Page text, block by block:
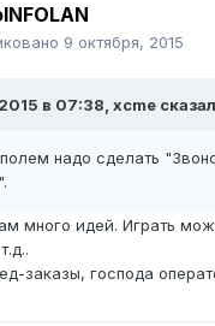
9 октября, 2015
в 07:38, xcme
надо сделать
много идей. Играть
заказы, господа